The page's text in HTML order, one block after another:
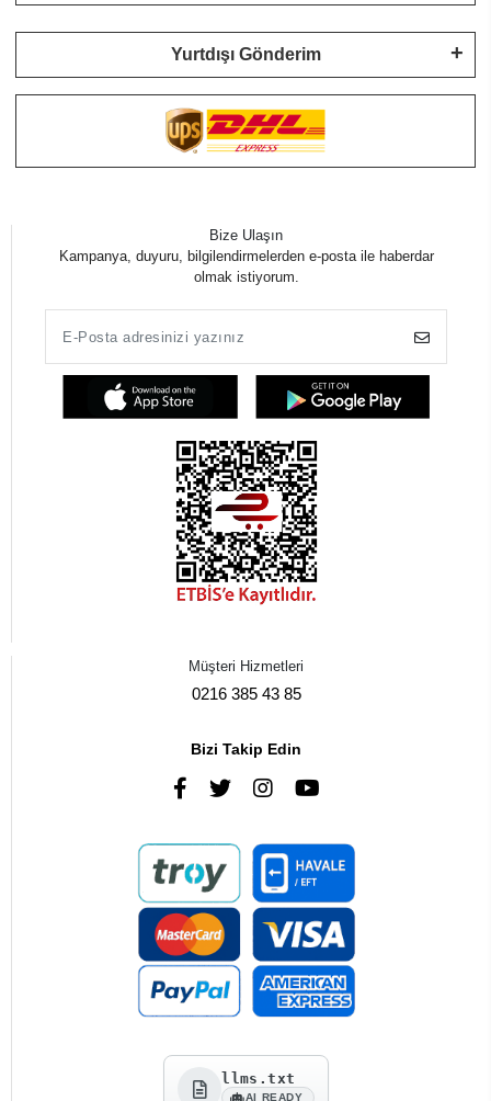
Yurtdışı Gönderim
Bize Ulaşın
Kampanya, duyuru, bilgilendirmelerden e-posta ile haberdar
olmak istiyorum.
Müşteri Hizmetleri
0216 385 43 85
Bizi Takip Edin
llms.txt
AI READY